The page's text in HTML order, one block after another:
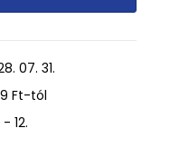
07. 31.
Ft-tól
12.